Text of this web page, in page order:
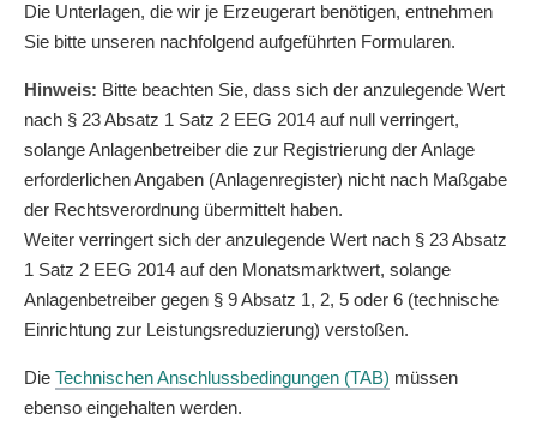
Die Unterlagen, die wir je Erzeugerart benötigen, entnehmen
Sie bitte unseren nachfolgend aufgeführten Formularen.
Hinweis: Bitte beachten Sie, dass sich der anzulegende Wert
nach § 23 Absatz 1 Satz 2 EEG 2014 auf null verringert,
solange Anlagenbetreiber die zur Registrierung der Anlage
erforderlichen Angaben (Anlagenregister) nicht nach Maßgabe
der Rechtsverordnung übermittelt haben.
Weiter verringert sich der anzulegende Wert nach § 23 Absatz
1 Satz 2 EEG 2014 auf den Monatsmarktwert, solange
Anlagenbetreiber gegen § 9 Absatz 1, 2, 5 oder 6 (technische
Einrichtung zur Leistungsreduzierung) verstoßen.
Die Technischen Anschlussbedingungen (TAB) müssen
ebenso eingehalten werden.